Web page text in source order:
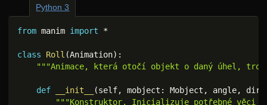
from manim import *
class Roll (Animation) :
"""Animace, která otočí objekt o daný úhel,
def __init__ (self, mobject : Mobject , angle,
"""Konstruktor. Inicializuje potřebné věci
Python 3